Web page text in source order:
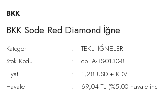
BKK
BKK Sode Red Diamond İğne
Kategori
TEKLİ İĞNELER
Stok Kodu
cb_A-BS-0130-8
Fiyat
1,28 USD + KDV
Havale
69,04 TL (%5,00 havale